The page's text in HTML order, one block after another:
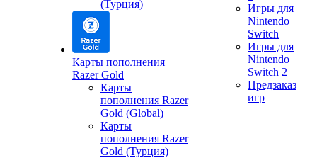
(Турция)
Карты пополнения
Razer Gold
Карты
пополнения Razer
Gold (Global)
Карты
пополнения Razer
Gold (Турция)
Игры для
Nintendo
Switch
Игры для
Nintendo
Switch 2
Предзаказ
игр